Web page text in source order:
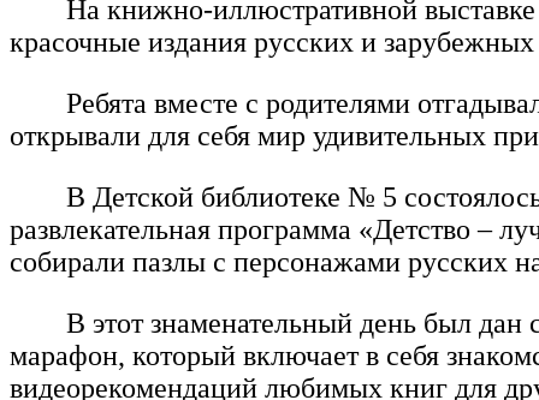
На книжно-иллюстративной
красочные издания русских и
Ребята вместе с родителями
открывали для себя мир удивительных
В Детской библиотеке № 5
развлекательная программа «Детство –
собирали пазлы с персонажами русских
В этот знаменательный день был дан
марафон, который включает в себя
видеорекомендаций любимых книг для